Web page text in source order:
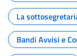
La
Bandi Avvisi e